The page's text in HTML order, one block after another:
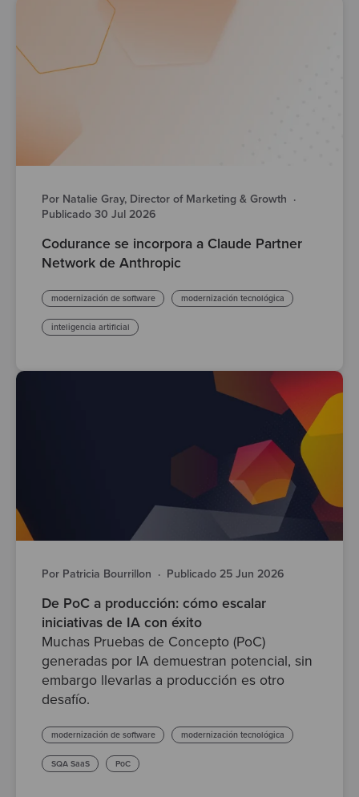
Por Natalie Gray, Director of Marketing & Growth ·
Publicado 30 Jul 2026
Codurance se incorpora a Claude Partner
Network de Anthropic
modernización de software modernización tecnológica
inteligencia artificial
Por Patricia Bourrillon · Publicado 25 Jun 2026
De PoC a producción: cómo escalar
iniciativas de IA con éxito
Muchas Pruebas de Concepto (PoC)
generadas por IA demuestran potencial, sin
embargo llevarlas a producción es otro
desafío.
modernización de software modernización tecnológica
SQA SaaS PoC